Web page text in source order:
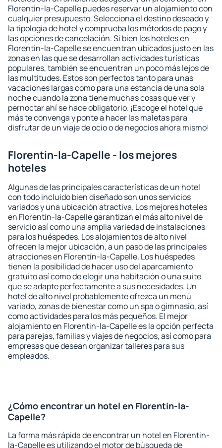
Florentin-la-Capelle puedes reservar un alojamiento con
cualquier presupuesto. Selecciona el destino deseado y
la tipología de hotel y comprueba los métodos de pago y
las opciones de cancelación. Si bien los hoteles en
Florentin-la-Capelle se encuentran ubicados justo en las
zonas en las que se desarrollan actividades turísticas
populares, también se encuentran un poco más lejos de
las multitudes. Estos son perfectos tanto para unas
vacaciones largas como para una estancia de una sola
noche cuando la zona tiene muchas cosas que ver y
pernoctar ahí se hace obligatorio. ¡Escoge el hotel que
más te convenga y ponte a hacer las maletas para
disfrutar de un viaje de ocio o de negocios ahora mismo!
Florentin-la-Capelle - los mejores
hoteles
Algunas de las principales características de un hotel
con todo incluido bien diseñado son unos servicios
variados y una ubicación atractiva. Los mejores hoteles
en Florentin-la-Capelle garantizan el más alto nivel de
servicio así como una amplia variedad de instalaciones
para los huéspedes. Los alojamientos de alto nivel
ofrecen la mejor ubicación, a un paso de las principales
atracciones en Florentin-la-Capelle. Los huéspedes
tienen la posibilidad de hacer uso del aparcamiento
gratuito así como de elegir una habitación o una suite
que se adapte perfectamente a sus necesidades. Un
hotel de alto nivel probablemente ofrezca un menú
variado, zonas de bienestar como un spa o gimnasio, así
como actividades para los más pequeños. El mejor
alojamiento en Florentin-la-Capelle es la opción perfecta
para parejas, familias y viajes de negocios, así como para
empresas que desean organizar talleres para sus
empleados.
¿Cómo encontrar un hotel en Florentin-la-
Capelle?
La forma más rápida de encontrar un hotel en Florentin-
la-Capelle es utilizando el motor de búsqueda de